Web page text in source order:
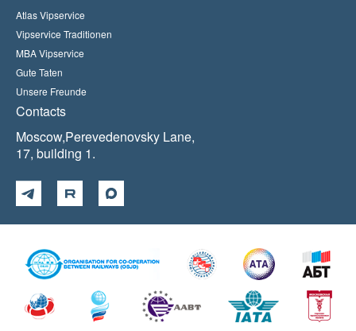
Atlas Vipservice
Vipservice Traditionen
MBA Vipservice
Gute Taten
Unsere Freunde
Contacts
Moscow,Perevedenovsky Lane,
17, building 1.